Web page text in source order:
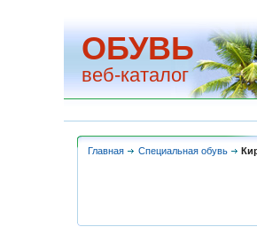
ОБУВЬ
веб-каталог
Главная Специальная обувь